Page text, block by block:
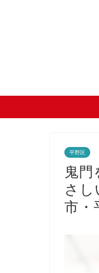
平野区
鬼
さし
市・